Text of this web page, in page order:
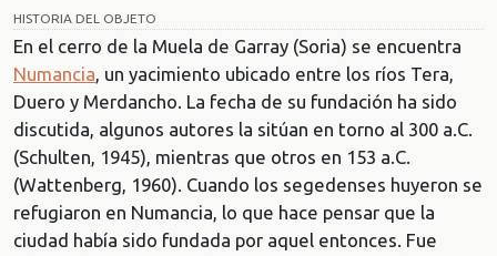
HISTORIA DEL OBJETO
En el cerro de la Muela de Garray (Soria) se encuentra
Numancia, un yacimiento ubicado entre los ríos Tera,
Duero y Merdancho. La fecha de su fundación ha sido
discutida, algunos autores la sitúan en torno al 300 a.C.
(Schulten, 1945), mientras que otros en 153 a.C.
(Wattenberg, 1960). Cuando los segedenses huyeron se
refugiaron en Numancia, lo que hace pensar que la
ciudad había sido fundada por aquel entonces. Fue